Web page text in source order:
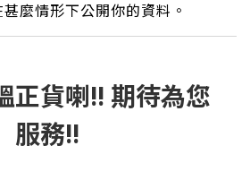
麼情形下公開你的資料。
正貨喇!! 期待為您
服務!!